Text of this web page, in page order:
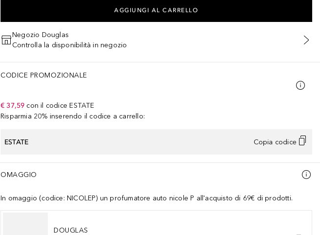
AGGIUNGI AL CARRELLO
Negozio Douglas
Controlla la disponibilità in negozio
CODICE PROMOZIONALE
€ 37,59 con il codice ESTATE
Risparmia 20% inserendo il codice a carrello:
ESTATE Copia codice
OMAGGIO
In omaggio (codice: NICOLEP) un profumatore auto nicole P all'acquisto di 69€ di prodotti.
DOUGLAS